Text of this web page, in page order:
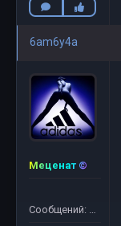
6am6y4a
Меценат ©
Сообщений: 65